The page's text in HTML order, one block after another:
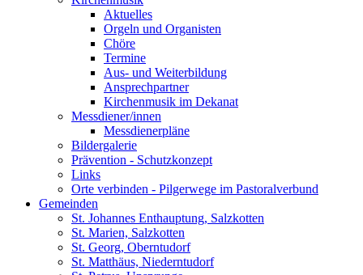
Aktuelles
Orgeln und Organisten
Chöre
Termine
Aus- und Weiterbildung
Ansprechpartner
Kirchenmusik im Dekanat
Messdiener/innen
Messdienerpläne
Bildergalerie
Prävention - Schutzkonzept
Links
Orte verbinden - Pilgerwege im Pastoralverbund
Gemeinden
St. Johannes Enthauptung, Salzkotten
St. Marien, Salzkotten
St. Georg, Oberntudorf
St. Matthäus, Niederntudorf